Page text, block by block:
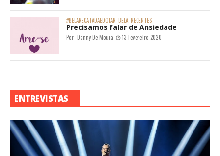
#BELARECATADAEDOLAR BELA RECENTES
Precisamos falar de Ansiedade
Por: Danny De Moura 13 Fevereiro 2020
ENTREVISTAS